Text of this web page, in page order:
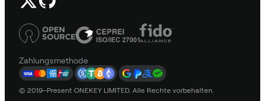
Zahlungsmethode
© 2019–Present ONEKEY LIMITED. Alle Rechte vorbehalten.